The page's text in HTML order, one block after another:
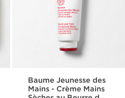
Baume Jeunesse des
Mains - Crème Mains